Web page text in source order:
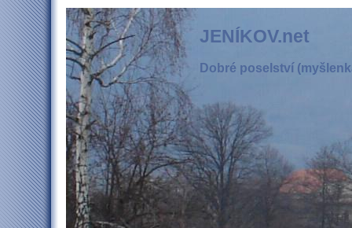
JENÍKOV.net
Dobré poselství